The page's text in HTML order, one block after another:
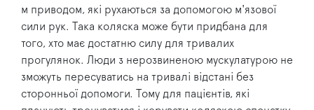
м приводом, які рухаються за допомогою м'язової
сили рук. Така коляска може бути придбана для
того, хто має достатню силу для тривалих
прогулянок. Люди з нерозвиненою мускулатурою не
зможуть пересуватись на тривалі відстані без
сторонньої допомоги. Тому для пацієнтів, які